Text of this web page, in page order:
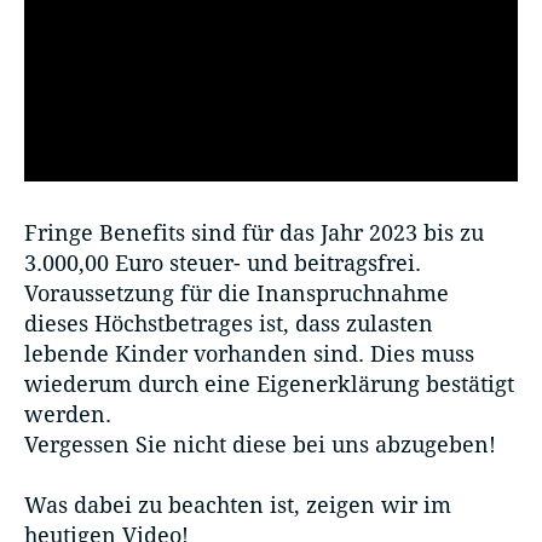
Fringe Benefits sind für das Jahr 2023 bis zu
3.000,00 Euro steuer- und beitragsfrei.
Voraussetzung für die Inanspruchnahme
dieses Höchstbetrages ist, dass zulasten
lebende Kinder vorhanden sind. Dies muss
wiederum durch eine Eigenerklärung bestätigt
werden.
Vergessen Sie nicht diese bei uns abzugeben!
Was dabei zu beachten ist, zeigen wir im
heutigen Video!